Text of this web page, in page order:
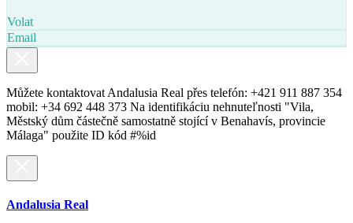
Volat
Email
Můžete kontaktovat Andalusia Real přes telefón: +421 911 887 354
mobil: +34 692 448 373 Na identifikáciu nehnuteľnosti "Vila,
Městský dům částečně samostatně stojící v Benahavís, provincie
Málaga" použite ID kód #%id
Andalusia Real